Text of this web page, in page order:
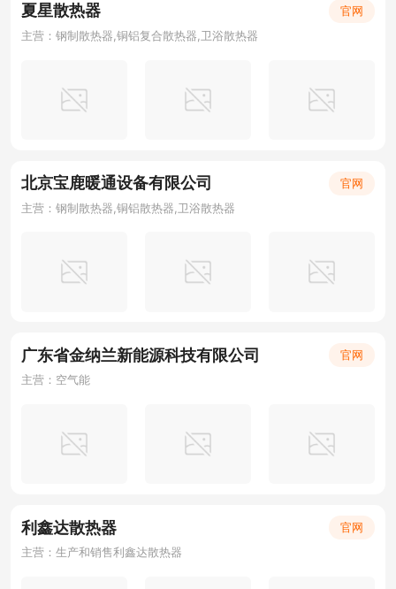
夏星散热器
官网
主营：钢制散热器,铜铝复合散热器,卫浴散热器
北京宝鹿暖通设备有限公司
官网
主营：钢制散热器,铜铝散热器,卫浴散热器
广东省金纳兰新能源科技有限公司
官网
主营：空气能
利鑫达散热器
官网
主营：生产和销售利鑫达散热器